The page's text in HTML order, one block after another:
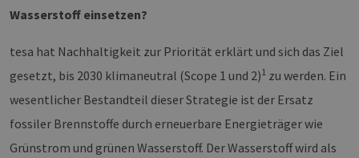
Wasserstoff einsetzen?
tesa hat Nachhaltigkeit zur Priorität erklärt und sich das Ziel
gesetzt, bis 2030 klimaneutral (Scope 1 und 2)1 zu werden. Ein
wesentlicher Bestandteil dieser Strategie ist der Ersatz
fossiler Brennstoffe durch erneuerbare Energieträger wie
Grünstrom und grünen Wasserstoff. Der Wasserstoff wird als